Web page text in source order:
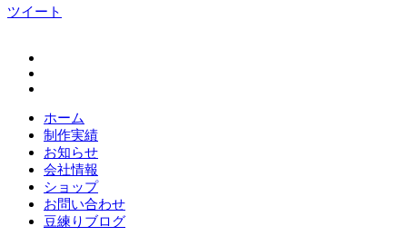
ツイート
ホーム
制作実績
お知らせ
会社情報
ショップ
お問い合わせ
豆練りブログ